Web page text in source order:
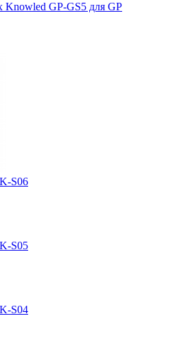
Knowled GP-GS5 для GP
S06
S05
S04